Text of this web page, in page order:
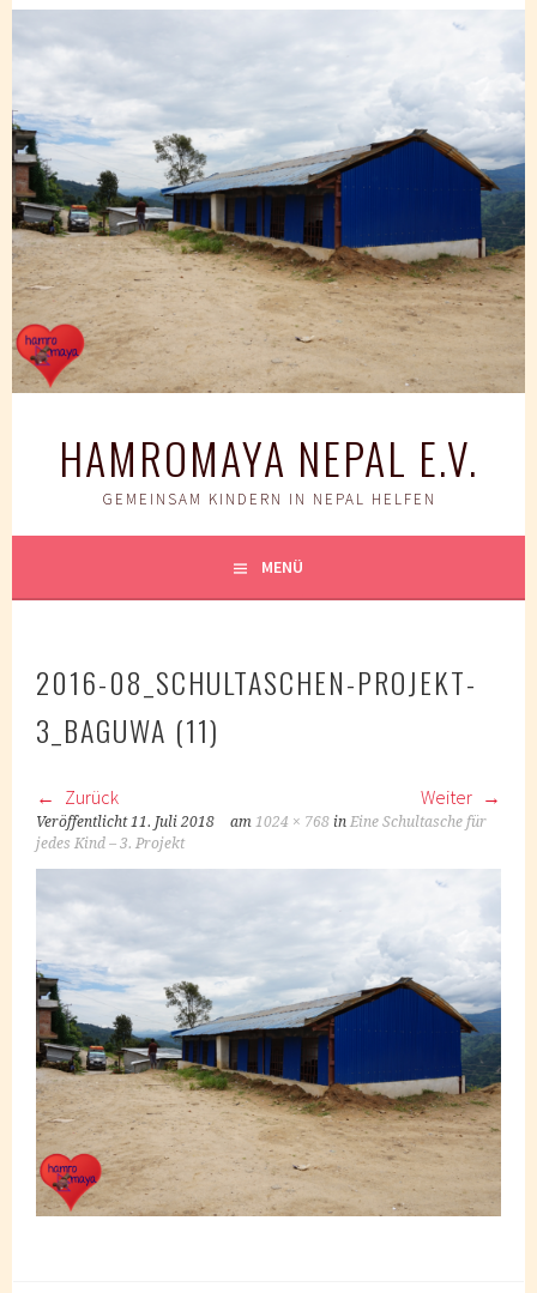
Springe
HAMROMAYA NEPAL E.V.
GEMEINSAM KINDERN IN NEPAL HELFEN
MENÜ
2016-08_SCHULTASCHEN-PROJEKT-
3_BAGUWA (11)
Zurück Weiter
Veröffentlicht11. Juli 2018 am1024 × 768 inEine Schultasche für
jedes Kind – 3. Projekt